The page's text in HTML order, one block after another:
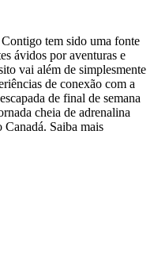
tem sido uma fonte
ávidos por aventuras e
vai além de simplesmente
de conexão com a
de final de semana
cheia de adrenalina
Saiba mais